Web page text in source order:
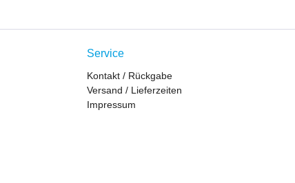
Service
Kontakt / Rückgabe
Versand / Lieferzeiten
Impressum